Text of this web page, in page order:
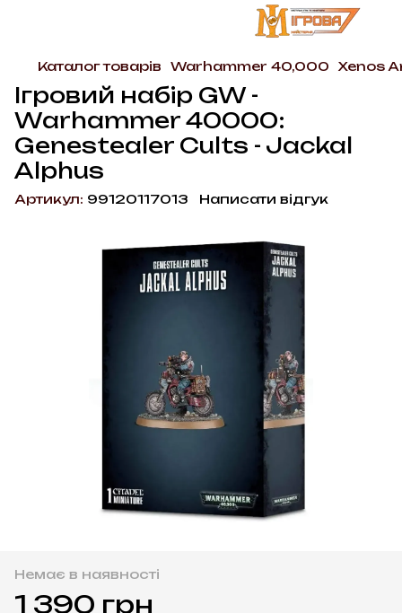
Каталог товарів Warhammer 40,000 Xenos
Ігровий набір GW -
Warhammer 40000:
Genestealer Cults - Jackal
Alphus
Артикул: 99120117013 Написати відгук
Немає в наявності
1 390 грн